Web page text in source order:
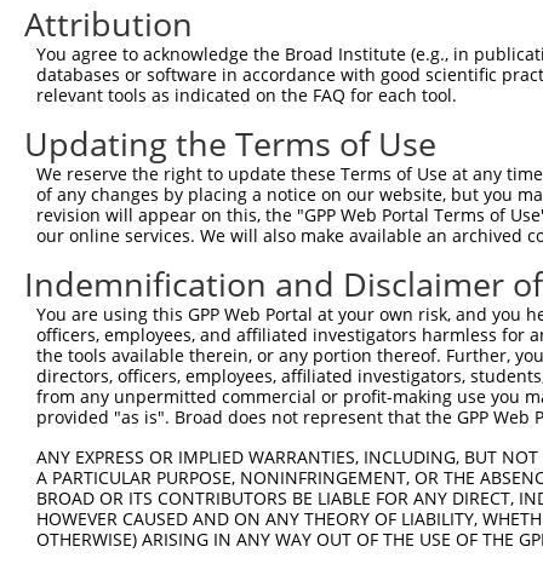
Attribution
You agree to acknowledge the Broad Institute (e.g., in
databases or software in accordance with good scientific
relevant tools as indicated on the FAQ for each tool.
Updating the Terms of Use
We reserve the right to update these Terms of Use at any
of any changes by placing a notice on our website, but you
revision will appear on this, the "GPP Web Portal Terms of
our online services. We will also make available an archived
Indemnification and Disclaimer
You are using this GPP Web Portal at your own risk, and
officers, employees, and affiliated investigators harmless for
the tools available therein, or any portion thereof. Further,
directors, officers, employees, affiliated investigators,
from any unpermitted commercial or profit-making use you
provided "as is". Broad does not represent that the GPP
ANY EXPRESS OR IMPLIED WARRANTIES, INCLUDING, BUT
A PARTICULAR PURPOSE, NONINFRINGEMENT, OR THE
BROAD OR ITS CONTRIBUTORS BE LIABLE FOR ANY DIRECT,
HOWEVER CAUSED AND ON ANY THEORY OF LIABILITY,
OTHERWISE) ARISING IN ANY WAY OUT OF THE USE OF THE